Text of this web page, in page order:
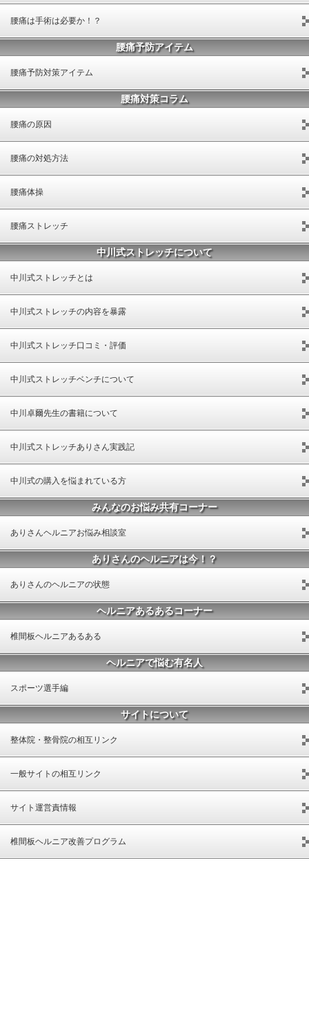
腰痛は手術は必要か！？
腰痛予防アイテム
腰痛予防対策アイテム
腰痛対策コラム
腰痛の原因
腰痛の対処方法
腰痛体操
腰痛ストレッチ
中川式ストレッチについて
中川式ストレッチとは
中川式ストレッチの内容を暴露
中川式ストレッチ口コミ・評価
中川式ストレッチベンチについて
中川卓爾先生の書籍について
中川式ストレッチありさん実践記
中川式の購入を悩まれている方
みんなのお悩み共有コーナー
ありさんヘルニアお悩み相談室
ありさんのヘルニアは今！？
ありさんのヘルニアの状態
ヘルニアあるあるコーナー
椎間板ヘルニアあるある
ヘルニアで悩む有名人
スポーツ選手編
サイトについて
整体院・整骨院の相互リンク
一般サイトの相互リンク
サイト運営責情報
椎間板ヘルニア改善プログラム